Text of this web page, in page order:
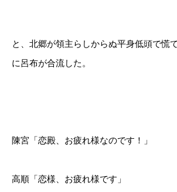
と、北郷が領主らしからぬ平身低頭で慌
に呂布が合流した。
陳宮「恋殿、お疲れ様なのです！」
高順「恋様、お疲れ様です」